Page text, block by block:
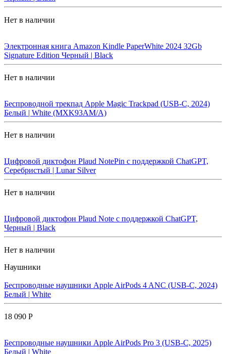
Нет в наличии
Электронная книга Amazon Kindle PaperWhite 2024 32Gb
Signature Edition Черный | Black
Нет в наличии
Беспроводной трекпад Apple Magic Trackpad (USB-C, 2024)
Белый | White (MXK93AM/A)
Нет в наличии
Цифровой диктофон Plaud NotePin с поддержкой ChatGPT,
Серебристый | Lunar Silver
Нет в наличии
Цифровой диктофон Plaud Note с поддержкой ChatGPT,
Черный | Black
Нет в наличии
Наушники
Беспроводные наушники Apple AirPods 4 ANC (USB-C, 2024)
Белый | White
18 090 Р
Беспроводные наушники Apple AirPods Pro 3 (USB-C, 2025)
Белый | White